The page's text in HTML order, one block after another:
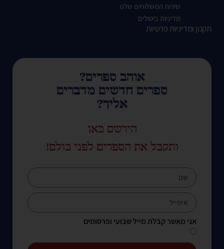
שירות המשלוחים שלנו
מדיניות ביטולים
תקנון ומדיניות פרטיות
אוהב ספרים?
ספרים חדשים מדברים
אליך?
הירשם כאן
ותקבל את הספרים לפני כולם!
אני מאשר קבלת מייל שבועי ופרסומים